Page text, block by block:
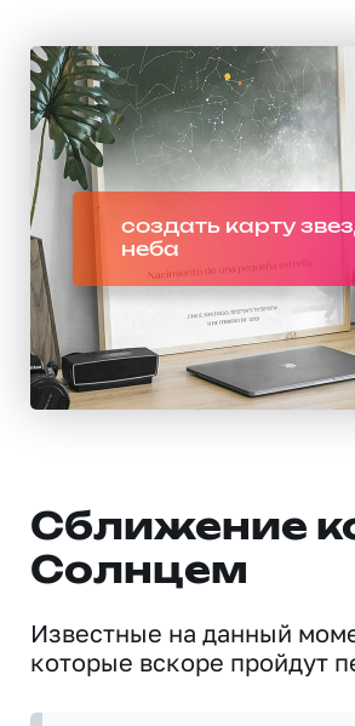
создать карту
неба
Сближение
Солнцем
Известные на данный
которые вскоре пройдут